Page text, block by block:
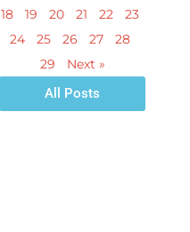
18
19 20 21 22
23
24
25 26 27
28
29
Next »
All Posts